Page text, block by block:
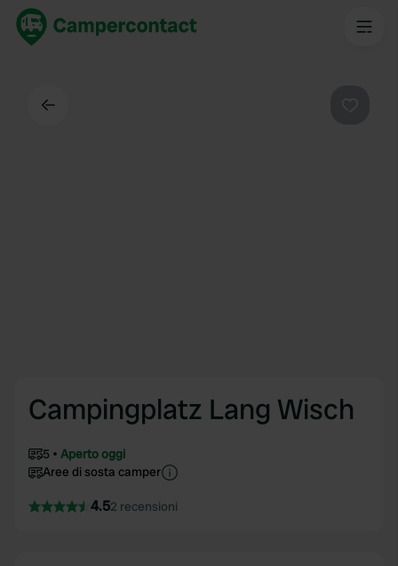
Campingplatz Lang Wisch
5
Aperto oggi
Aree di sosta camper
4.52 recensioni